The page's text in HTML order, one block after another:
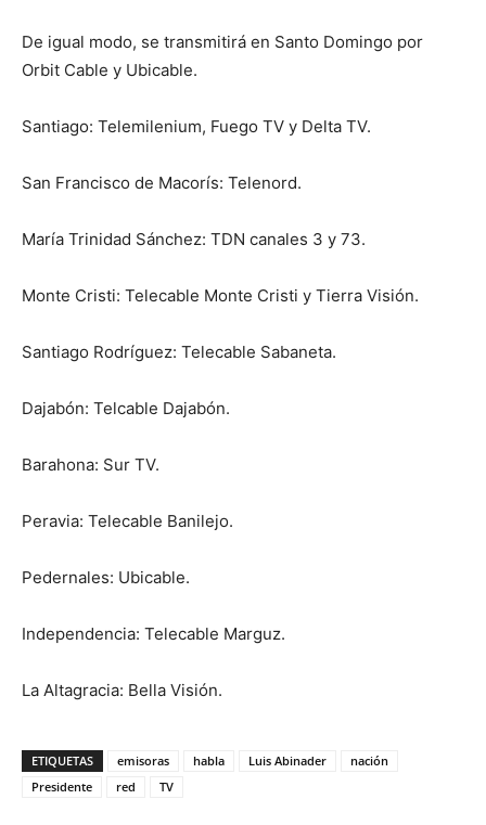
De igual modo, se transmitirá en Santo Domingo por
Orbit Cable y Ubicable.
Santiago: Telemilenium, Fuego TV y Delta TV.
San Francisco de Macorís: Telenord.
María Trinidad Sánchez: TDN canales 3 y 73.
Monte Cristi: Telecable Monte Cristi y Tierra Visión.
Santiago Rodríguez: Telecable Sabaneta.
Dajabón: Telcable Dajabón.
Barahona: Sur TV.
Peravia: Telecable Banilejo.
Pedernales: Ubicable.
Independencia: Telecable Marguz.
La Altagracia: Bella Visión.
ETIQUETAS emisoras habla Luis Abinader
nación
Presidente
red TV